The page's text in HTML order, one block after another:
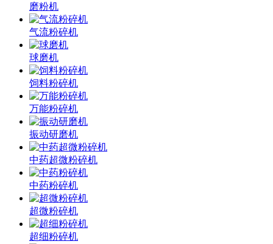
磨粉机
气流粉碎机
球磨机
饲料粉碎机
万能粉碎机
振动研磨机
中药超微粉碎机
中药粉碎机
超微粉碎机
超细粉碎机